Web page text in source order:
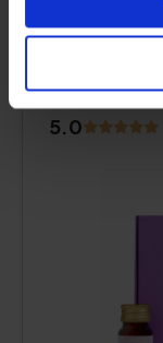
10000 mg
5.0